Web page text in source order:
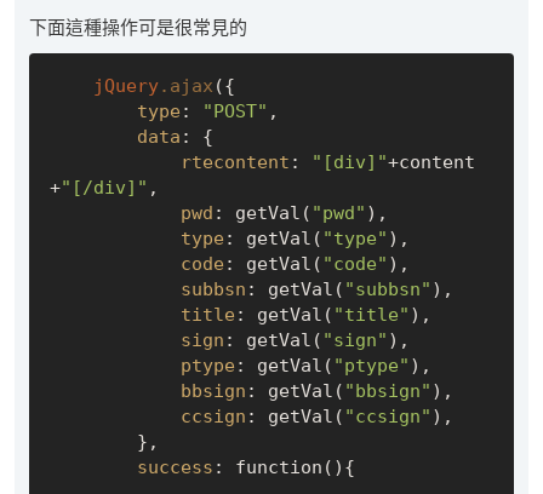
下面這種操作可是很常見的
jQuery.ajax ({
type : "POST" ,
data : {
rtecontent : "[div]"+content
+"[/div]" ,
pwd : getVal( "pwd" ),
type : getVal( "type" ),
code : getVal( "code" ),
subbsn : getVal( "subbsn" ),
title : getVal( "title" ),
sign : getVal( "sign" ),
ptype : getVal( "ptype" ),
bbsign : getVal( "bbsign" ),
ccsign : getVal( "ccsign" ),
success : function(){